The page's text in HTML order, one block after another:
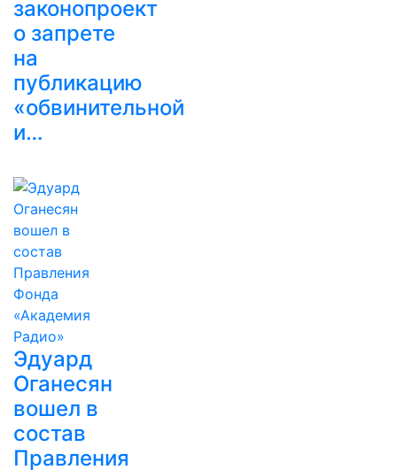
законопроект
о запрете
на
публикацию
«обвинительной
и…
Эдуард
Оганесян
вошел в
состав
Правления